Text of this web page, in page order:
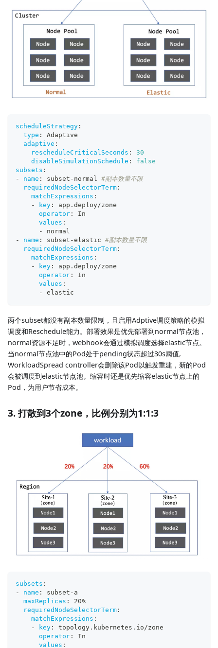
scheduleStrategy :
type :
Adaptive
adaptive :
rescheduleCriticalSeconds :
30
disableSimulationSchedule :
false
subsets :
-
name : subset - normal #副本数量不限
requiredNodeSelectorTerm :
matchExpressions :
-
key :
app.deploy/zone
operator :
In
values :
-
normal
-
name : subset -elastic #副本数量不限
requiredNodeSelectorTerm :
matchExpressions :
-
key :
app.deploy/zone
operator :
In
values :
-
elastic
两个subset都没有副本数量限制，且启用Adptive调度策略的模拟
调度和Reschedule能力。部署效果是优先部署到normal节点池，
normal资源不足时，webhook会通过模拟调度选择elastic节点。
当normal节点池中的Pod处于pending状态超过30s阈值,
WorkloadSpread controller会删除该Pod以触发重建，新的Pod
会被调度到elastic节点池。缩容时还是优先缩容elastic节点上的
Pod，为用户节省成本。
3. 打散到3个zone，比例分别为1:1:3
subsets :
-
name : subset - a
maxReplicas :
20%
requiredNodeSelectorTerm :
matchExpressions :
-
key :
topology.kubernetes.io/zone
operator :
In
values :